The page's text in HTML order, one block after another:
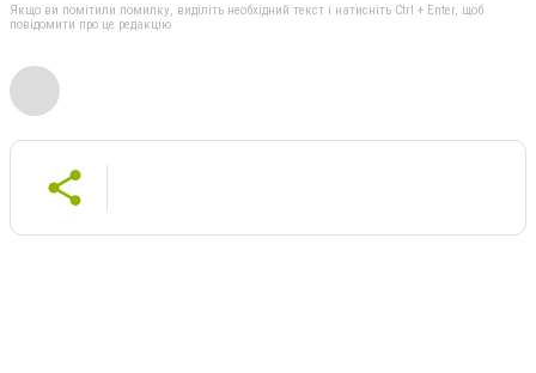
Якщо ви помітили помилку, виділіть необхідний текст і натисніть Ctrl + Enter, щоб
повідомити про це редакцію